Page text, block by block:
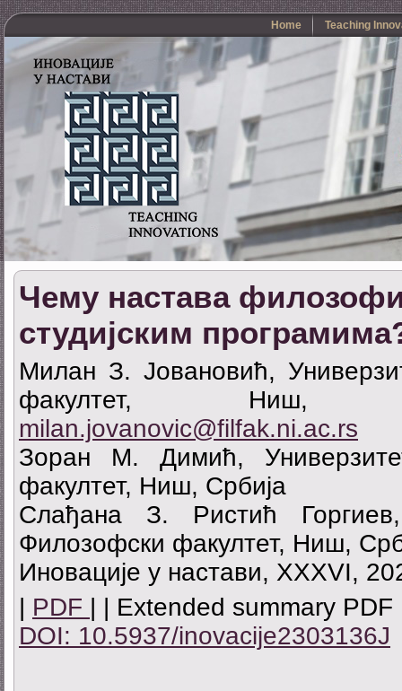
Home Teaching
Чему настава
студијским
Милан З. Јовановић,
факултет, Ниш,
milan.jovanovic@filfak.ni.ac.rs
Зоран М. Димић,
факултет, Ниш, Србија
Слађана З. Ристић
Филозофски факултет, Ниш,
Иновације у настави, XXXVI,
PDF
| | Extended summary PDF
DOI: 10.5937/inovacije2303136J